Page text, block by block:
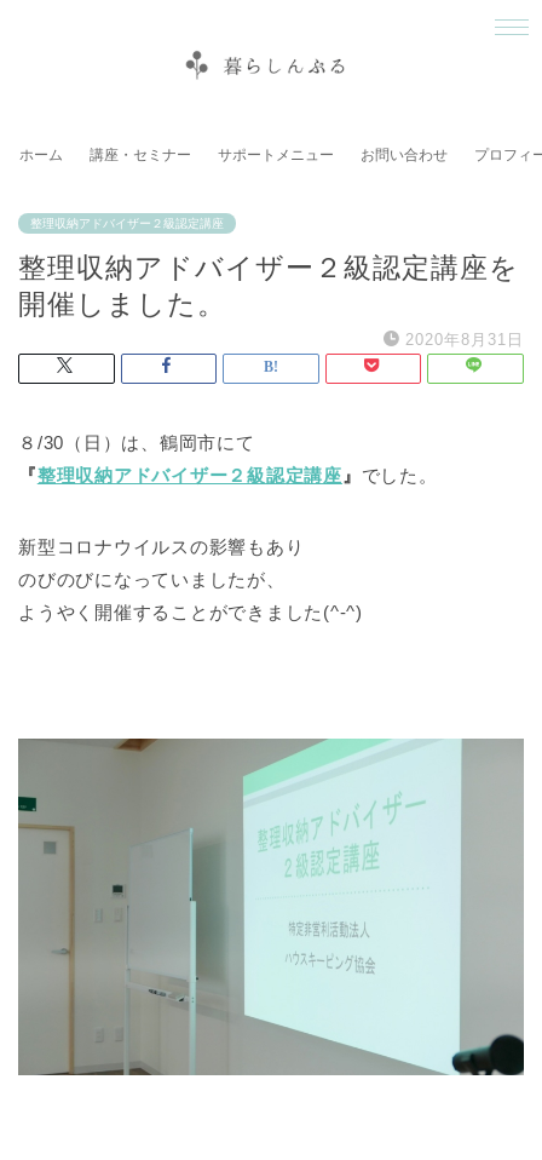
ホーム 講座・セミナー サポートメニュー お問い合わせ プロフィ
整理収納アドバイザー２級認定講座
整理収納アドバイザー２級認定講座を
開催しました。
2020年8月31日
８/30（日）は、鶴岡市にて
『整理収納アドバイザー２級認定講座 』 でした。
新型コロナウイルスの影響もあり
のびのびになっていましたが、
ようやく開催することができました(^-^)